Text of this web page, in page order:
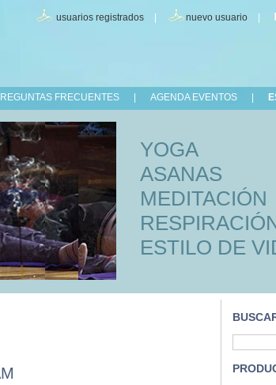
usuarios registrados nuevo usuario
FRECUENTES AGENDA EVENTOS
YOGA
ASANAS
MEDITACIÓN
ESTILO DE